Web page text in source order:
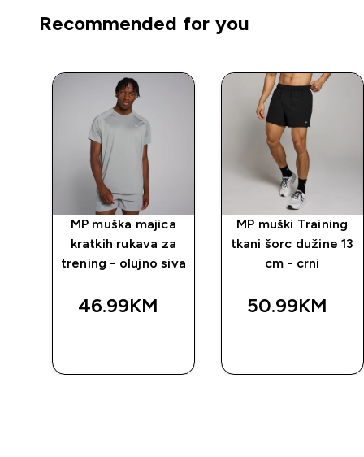
Recommended for you
MP muška majica
kratkih rukava za
trening - olujno siva
46.99KM‎
MP muški Training
tkani šorc dužine 13
cm - crni
50.99KM‎